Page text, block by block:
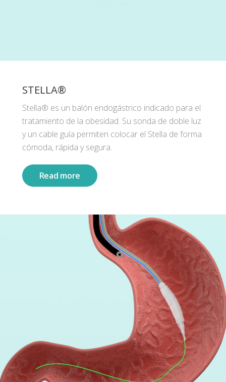
STELLA®
Stella® es un balón endogástrico indicado para el
tratamiento de la obesidad. Su sonda de doble luz
y un cable guía permiten colocar el Stella de forma
cómoda, rápida y segura.
Read more